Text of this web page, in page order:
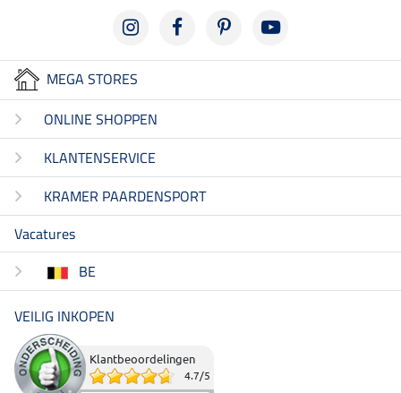
MEGA STORES
ONLINE SHOPPEN
KLANTENSERVICE
KRAMER PAARDENSPORT
Vacatures
BE
VEILIG INKOPEN
Klantbeoordelingen
4.7/5